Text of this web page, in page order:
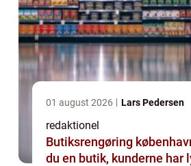
01 august 2026 Lars Pedersen
redaktionel
Butiksrengøring københavn sådan
du en butik, kunderne har